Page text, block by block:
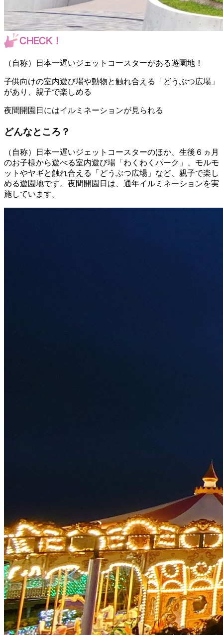
（自称）日本一遅いジェットコースターがある遊園地！
子供向けの室内遊び場や動物と触れ合える「どうぶつ広場」
があり、親子で楽しめる
夜間開園日にはイルミネーションが見られる
どんなところ？
（自称）日本一遅いジェットコースターのほか、生後６ヵ月
のお子様から遊べる室内遊び場「わくわくパーク」、モルモ
ットやヤギと触れ合える「どうぶつ広場」など、親子で楽し
める遊園地です。夜間開園日は、通年イルミネーションを実
施しています。